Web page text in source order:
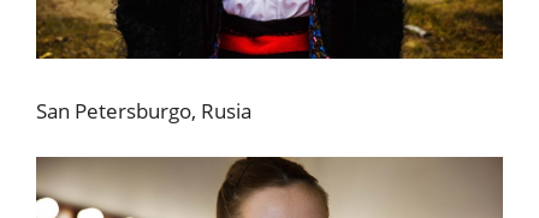
San Petersburgo, Rusia